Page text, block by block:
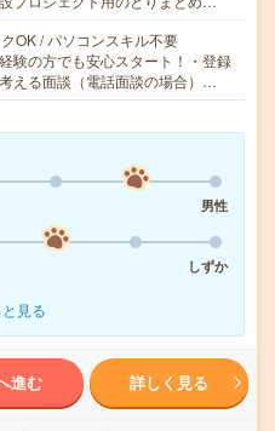
OK / パソコンスキル不要
験の方でも安心スタート！・登録
える面談（電話面談の場合）…
男性
しずか
見る
進む 詳しく見る